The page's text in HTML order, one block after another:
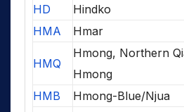
HD
Hindko
HMA
Hmar
HMQ
Hmong, Northern
Hmong
HMB
Hmong-Blue/Njua